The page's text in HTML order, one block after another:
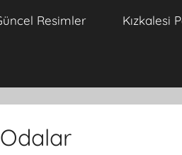
Resimler Kızkalesi